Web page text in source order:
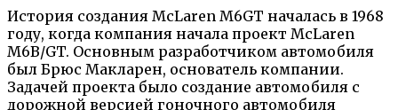
История создания McLaren M6GT началась в 1968
году, когда компания начала проект McLaren
M6B/GT. Основным разработчиком автомобиля
был Брюс Макларен, основатель компании.
Задачей проекта было создание автомобиля с
дорожной версией гоночного автомобиля